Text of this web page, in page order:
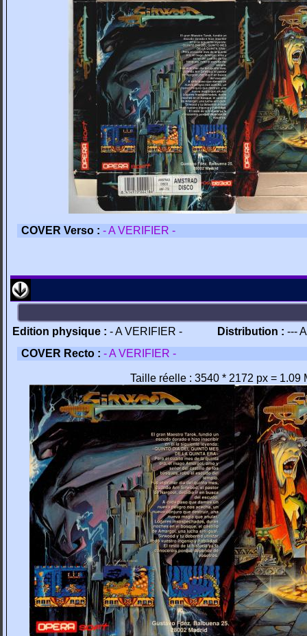
COVER Verso : - A VERIFIER -
Edition physique : - A VERIFIER - Distribution : ---
COVER Recto : - A VERIFIER -
Taille réelle : 3540 * 2172 px = 1.09